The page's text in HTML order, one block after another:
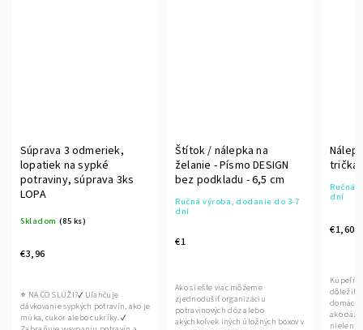
3ks
Uľahčuje
potravín, ako je
cukríky. ✔
Štítok / nálepka na
želanie - Písmo DESIGN
bez podkladu - 6,5 cm
Ručná výroba, dodanie do 3-7
Ako si ešte viac môžeme
zjednodušiť organizáciu
potravinových dóz alebo
akýchkoľvek iných úložných boxov v
Nálepka/štítok s
trička - Biele
Ručná výroba, dodanie do
dní
Kúpeľňa, či už malá alebo
dôležitou miestnosťou v
domácnosti. Väčšina z nás ju
ako oázu pokoja, kde sa
nielen telo, ale veľakrát aj